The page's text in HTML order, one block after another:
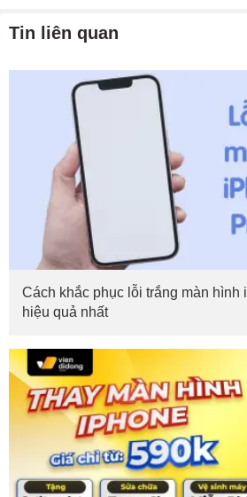
Tin liên quan
Cách khắc phục lỗi trắng màn hình
hiệu quả nhất